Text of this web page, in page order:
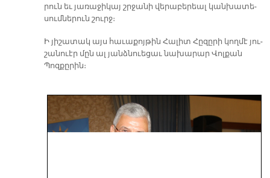
րուն եւ յա­ռա­ջի­կայ շրջա­նի վե­րա­բե­րեալ կան­խա­տե­
սում­նե­րուն շուրջ։
Ի յի­շա­տակ այս հա­ւա­քոյ­թին Հա­լիտ Հը­զը­րի կող­մէ յու­
շա­նուէր մըն ալ յանձ­նուե­ցաւ նա­խա­րա­ր Վոլքան
Պոզքըրին։